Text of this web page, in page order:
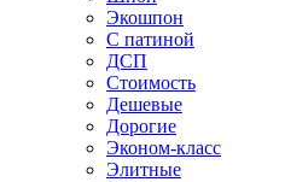
Экошпон
С патиной
ДСП
Стоимость
Дешевые
Дорогие
Эконом-класс
Элитные